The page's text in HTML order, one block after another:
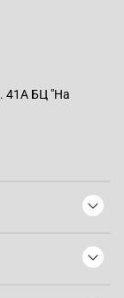
41А БЦ "На